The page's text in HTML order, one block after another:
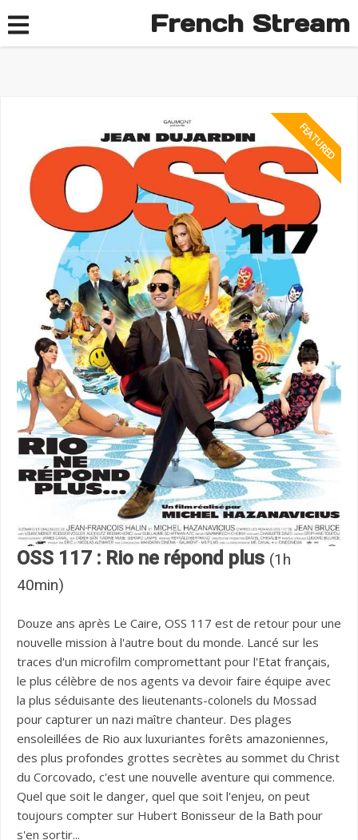
French Stream
OSS 117 : Rio ne répond plus (1h
40min)
Douze ans après Le Caire, OSS 117 est de retour pour une
nouvelle mission à l'autre bout du monde. Lancé sur les
traces d'un microfilm compromettant pour l'Etat français,
le plus célèbre de nos agents va devoir faire équipe avec
la plus séduisante des lieutenants-colonels du Mossad
pour capturer un nazi maître chanteur. Des plages
ensoleillées de Rio aux luxuriantes forêts amazoniennes,
des plus profondes grottes secrètes au sommet du Christ
du Corcovado, c'est une nouvelle aventure qui commence.
Quel que soit le danger, quel que soit l'enjeu, on peut
toujours compter sur Hubert Bonisseur de la Bath pour
s'en sortir...